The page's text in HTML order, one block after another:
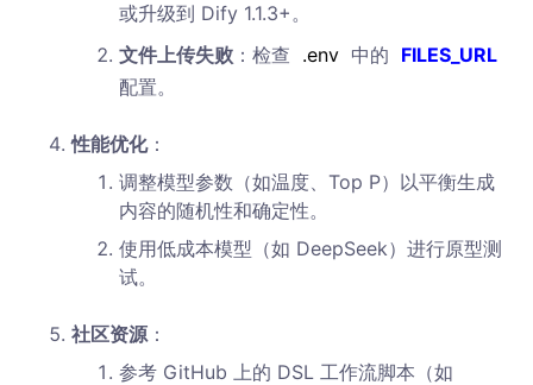
或升级到 Dify 1.1.3+。
文件上传失败 ：检查 .env 中的 FILES_URL
配置。
性能优化：
调整模型参数（如温度、Top P）以平衡生成
内容的随机性和确定性。
使用低成本模型（如 DeepSeek）进行原型测
试。
社区资源：
参考 GitHub 上的 DSL 工作流脚本（如